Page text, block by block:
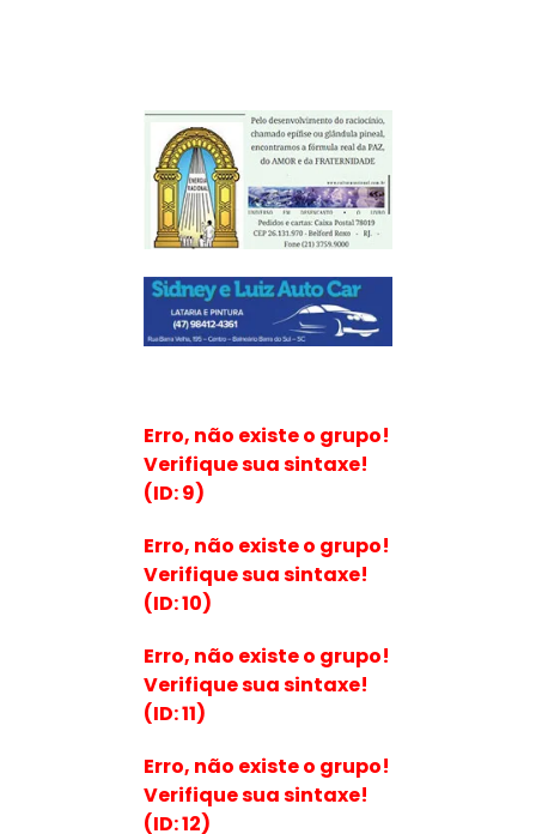
Erro, não existe o grupo!
Verifique sua sintaxe!
(ID: 9)
Erro, não existe o grupo!
Verifique sua sintaxe!
(ID: 10)
Erro, não existe o grupo!
Verifique sua sintaxe!
(ID: 11)
Erro, não existe o grupo!
Verifique sua sintaxe!
(ID: 12)